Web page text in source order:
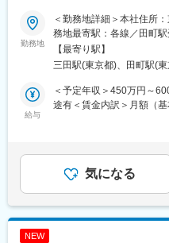
リアアップ/日本調剤G・
【概要】
・同社は調剤薬局大手：
ア」に特化した人材事業を
・本ポジションは法人（
チングをサポートする両
営業サポート職とペアを
(薬局・病院)の双方をサポ
最初は月10名ほど、将来
勤務地
＜勤務地詳細＞本社住所
務地最寄駅：各線／田町
囲：会社の定める事業所
【最寄り駅】
三田駅(東京都)、田町駅(
給与
＜予定年収＞450万円～
途有＜賃金内訳＞月額（
給)賃金はあくまでも目安
能性があります。月給(月
気になる
NEW